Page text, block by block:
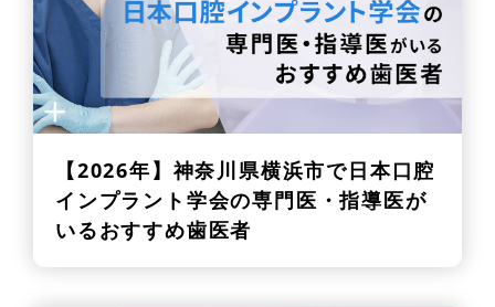
【2026年】 神奈川県横浜市で日本口腔
インプラント学会の専門医・指導医が
いるおすすめ歯医者